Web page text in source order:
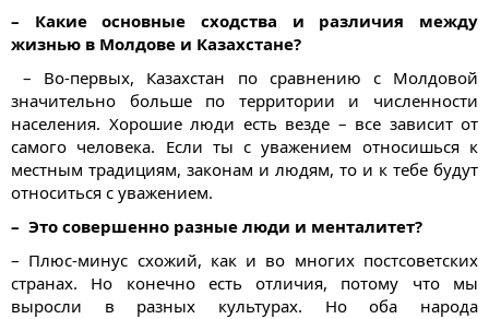
– Какие основные сходства и различия между
жизнью в Молдове и Казахстане?
– Во-первых, Казахстан по сравнению с Молдовой
значительно больше по территории и численности
населения. Хорошие люди есть везде – все зависит от
самого человека. Если ты с уважением относишься к
местным традициям, законам и людям, то и к тебе будут
относиться с уважением.
– Это совершенно разные люди и менталитет?
– Плюс-минус схожий, как и во многих постсоветских
странах. Но конечно есть отличия, потому что мы
выросли в разных культурах. Но оба народа